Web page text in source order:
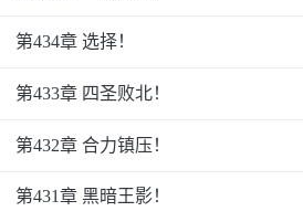
第434章 选择！
第433章 四圣败北！
第432章 合力镇压！
第431章 黑暗王影！